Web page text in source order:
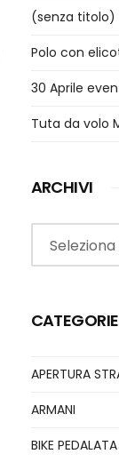
(senza titolo)
Polo con
30 Aprile
Tuta da volo
ARCHIVI
Archivi
CATEGORIE
APERTURA
ARMANI
BIKE